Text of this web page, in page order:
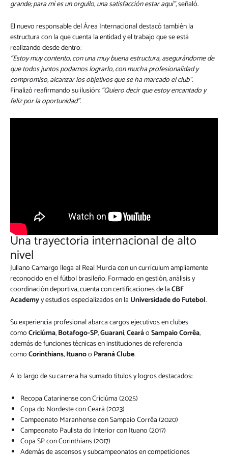
grande; para mí es un orgullo, una satisfacción estar aquí”, señaló.
El nuevo responsable del Área Internacional destacó también la
estructura con la que cuenta la entidad y el trabajo que se está
realizando desde dentro:
“Estoy muy contento, con una muy buena estructura, asegurándome de
que todos juntos podamos lograrlo, con mucha profesionalidad y
compromiso, alcanzar los objetivos que se ha marcado el club”.
Finalizó reafirmando su ilusión: “Quiero decir que estoy encantado y
feliz por la oportunidad”.
Una trayectoria internacional de alto
nivel
Juliano Camargo llega al Real Murcia con un currículum ampliamente
reconocido en el fútbol brasileño. Formado en gestión, análisis y
coordinación deportiva, cuenta con certificaciones de laCBF
Academyy estudios especializados en la Universidade do Futebol.
Su experiencia profesional abarca cargos ejecutivos en clubes
comoCriciúma,Botafogo-SP,Guarani,CearáoSampaio Corrêa,
además de funciones técnicas en instituciones de referencia
comoCorinthians,Ituanoo Paraná Clube.
A lo largo de su carrera ha sumado títulos y logros destacados:
Recopa Catarinense con Criciúma (2025)
Copa do Nordeste con Ceará (2023)
Campeonato Maranhense con Sampaio Corrêa (2020)
Campeonato Paulista do Interior con Ituano (2017)
Copa SP con Corinthians (2017)
Además de ascensos y subcampeonatos en competiciones